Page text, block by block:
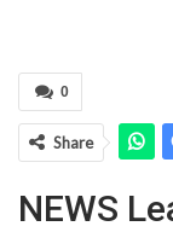
0
Share
NEWS